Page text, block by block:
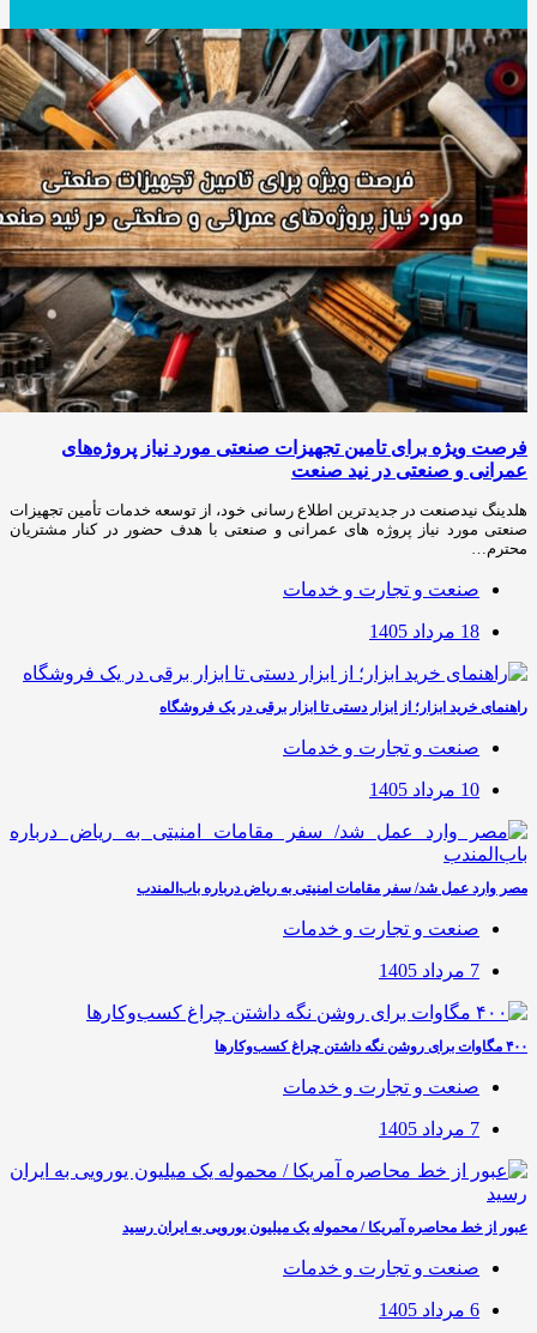
فرصت ویژه برای تامین تجهیزات صنعتی مورد نیاز پروژه‌های
عمرانی و صنعتی در نید صنعت
هلدینگ نیدصنعت در جدیدترین اطلاع رسانی خود، از توسعه خدمات تأمین تجهیزات
صنعتی مورد نیاز پروژه های عمرانی و صنعتی با هدف حضور در کنار مشتریان
محترم…
صنعت و تجارت و خدمات
18 مرداد 1405
راهنمای خرید ابزار؛ از ابزار دستی تا ابزار برقی در یک فروشگاه
صنعت و تجارت و خدمات
10 مرداد 1405
مصر وارد عمل شد/ سفر مقامات امنیتی به ریاض درباره باب‌المندب
صنعت و تجارت و خدمات
7 مرداد 1405
۴۰۰ مگاوات برای روشن نگه داشتن چراغ کسب‌وکار‌ها
صنعت و تجارت و خدمات
7 مرداد 1405
عبور از خط محاصره آمریکا / محموله یک میلیون یورویی به ایران رسید
صنعت و تجارت و خدمات
6 مرداد 1405